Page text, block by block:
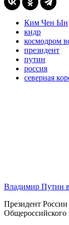
Ким Чен Ын
кндр
космодром
президент
путин
россия
северная
Владимир Путин
Президент